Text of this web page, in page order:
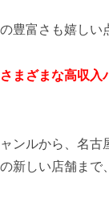
豊富さも嬉しい
まざまな高収入
ンルから、名古
新しい店舗まで